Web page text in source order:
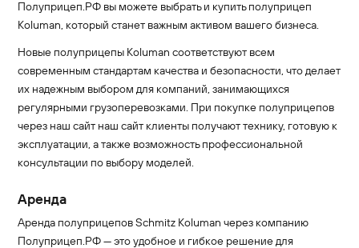
Полуприцеп.РФ вы можете выбрать и купить полуприцеп
Koluman, который станет важным активом вашего бизнеса.
Новые полуприцепы Koluman соответствуют всем
современным стандартам качества и безопасности, что делает
их надежным выбором для компаний, занимающихся
регулярными грузоперевозками. При покупке полуприцепов
через наш сайт наш сайт клиенты получают технику, готовую к
эксплуатации, а также возможность профессиональной
консультации по выбору моделей.
Аренда
Аренда полуприцепов Schmitz Koluman через компанию
Полуприцеп.РФ — это удобное и гибкое решение для